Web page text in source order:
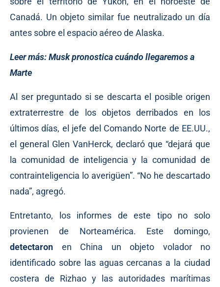
Canadá. Un objeto similar fue neutralizado un día
antes sobre el espacio aéreo de Alaska.
Leer más:Musk pronostica cuándo llegaremos a
Marte
Al ser preguntado si se descarta el posible origen
extraterrestre de los objetos derribados en los
últimos días, el jefe del Comando Norte de EE.UU.,
el general Glen VanHerck, declaró que “dejará que
la comunidad de inteligencia y la comunidad de
contrainteligencia lo averigüen”. “No he descartado
nada”, agregó.
Entretanto, los informes de este tipo no solo
provienen de Norteamérica. Este domingo,
detectaron en China un objeto volador no
identificado sobre las aguas cercanas a la ciudad
costera de Rizhao y las autoridades marítimas